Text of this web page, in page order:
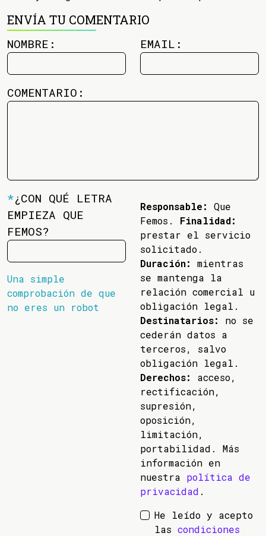
ENVÍA TU COMENTARIO
NOMBRE: EMAIL:
COMENTARIO:
*¿CON QUÉ LETRA
EMPIEZA QUE
FEMOS?
Una simple
comprobación de que
no eres un robot
Responsable:
Que
Femos. Finalidad:
prestar el servicio
solicitado.
Duración:
mientras
se mantenga la
relación comercial u
obligación legal.
Destinatarios:
no se
cederán datos a
terceros, salvo
obligación legal.
Derechos:
acceso,
rectificación,
supresión,
oposición,
limitación,
portabilidad. Más
información en
nuestra política de
privacidad .
He leído y acepto
las condiciones